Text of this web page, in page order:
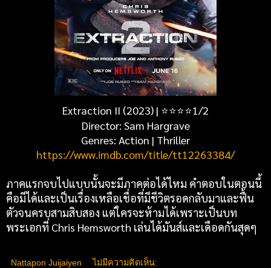
Extraction II (2023) | ⭐⭐⭐⭐1/2
Director: Sam Hargrave
Genres: Action | Thriller
https://www.imdb.com/title/tt12263384/
ภาคแรกจบไปแบบนั้นจะมีภาคต่อได้ไหม คำตอบในตอนนี้
คือมีได้และเป็นเรื่องเหลือเชื่อที่มีชีวิตรอดกลับมาและฟื้น
ตัวจนครบสามสิบสอง แต่ใครจะห้ามได้เพราะเป็นบท
พระเอกที่ Chris Hemsworth เล่นได้มันส์และเดือดกันสุดๆ
Nattapon Juijaiyen ไม่มีความคิดเห็น: